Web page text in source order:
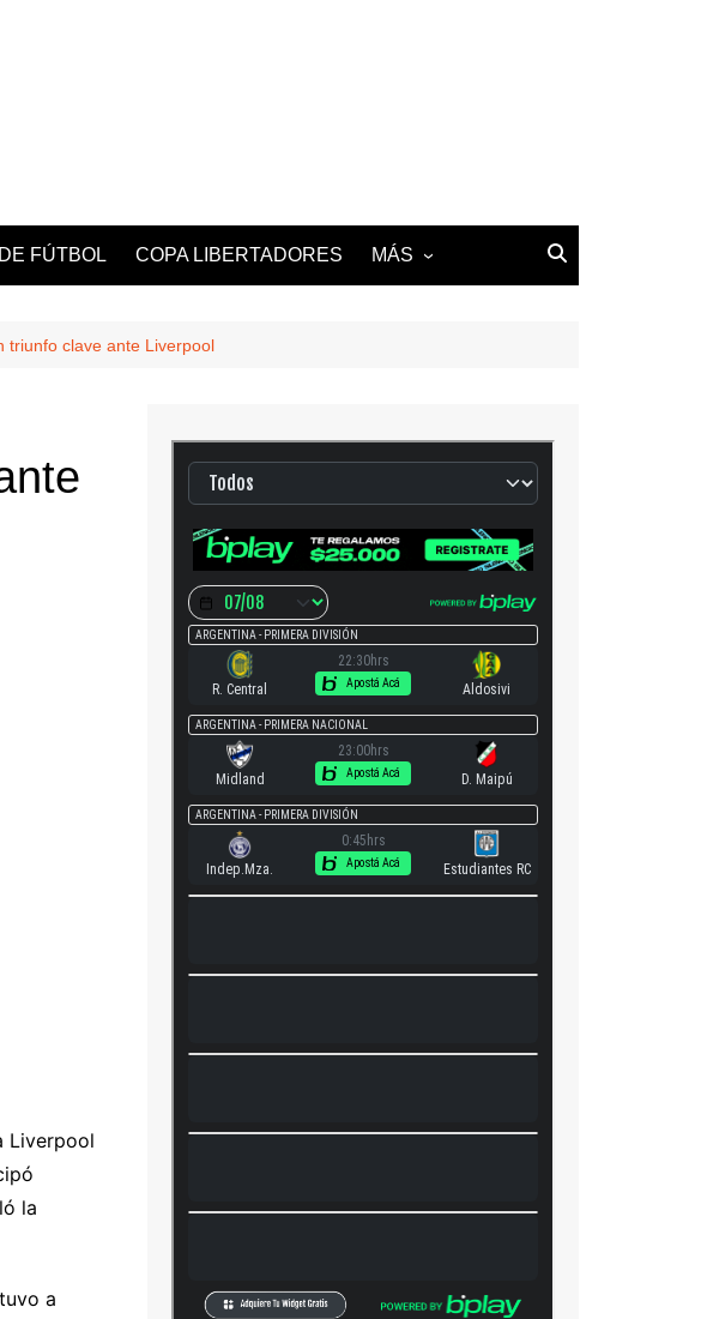
FÚTBOL COPA LIBERTADORES MÁS
2025-26 SERIE A
triunfo clave ante Liverpool
Liverpool
la
a